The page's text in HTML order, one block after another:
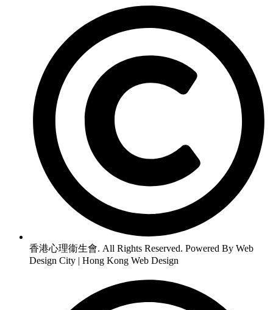
香港心理衞生會. All Rights Reserved. Powered By Web
Design City | Hong Kong Web Design